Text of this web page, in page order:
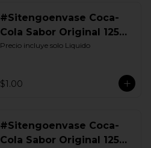
#Sitengoenvase Coca-
Cola Sabor Original 1250
ML. Retornable Gye
Precio incluye solo Liquido
$1.00
#Sitengoenvase Coca-
Cola Sabor Original 1250